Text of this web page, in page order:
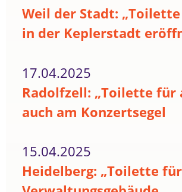
Weil der Stadt:
in der Keplerstadt
17.04.2025
Radolfzell: „Toilette für
auch am Konzertsegel
15.04.2025
Heidelberg: „Toilette